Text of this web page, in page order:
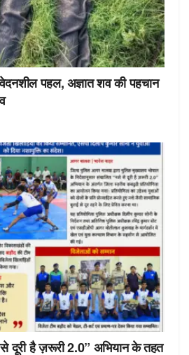
पहल, अज्ञात शव की पहचान
दूरी है ज़रूरी 2.0” अभियान के तहत